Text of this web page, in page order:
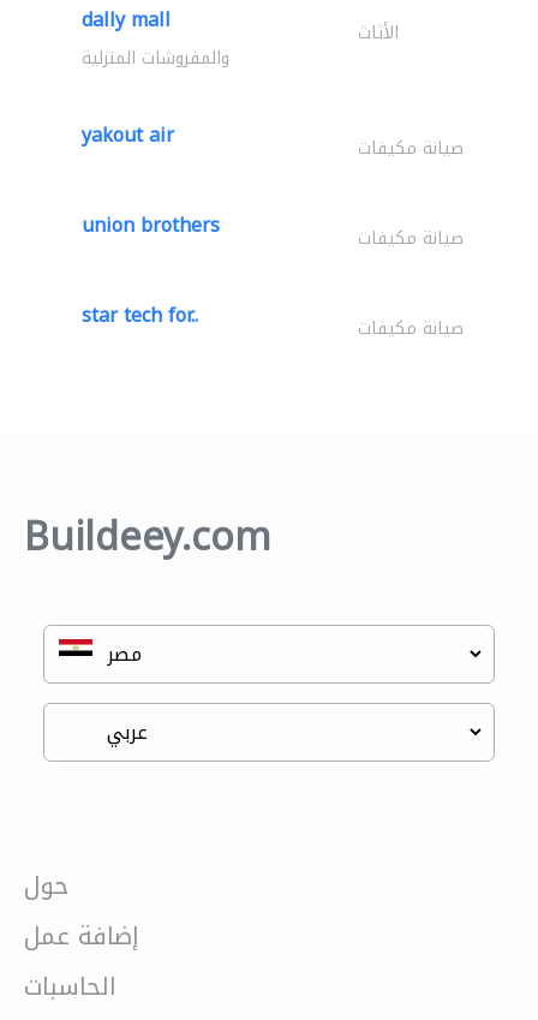
dally mall الأثاث
والمفروشات المنزلية
yakout air صيانة مكيفات
union brothers صيانة مكيفات
star tech for.. صيانة مكيفات
Buildeey.com
حول
إضافة عمل
الحاسبات